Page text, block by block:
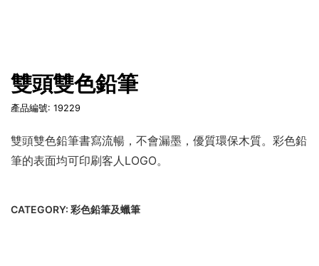
雙頭雙色鉛筆
產品編號: 19229
雙頭雙色鉛筆書寫流暢，不會漏墨，優質環保木質。彩色鉛
筆的表面均可印刷客人LOGO。
CATEGORY: 彩色鉛筆及蠟筆